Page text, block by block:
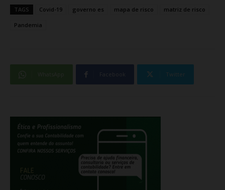
TAGS Covid-19 governo es mapa de risco matriz de risco
Pandemia
Facebook Twitter